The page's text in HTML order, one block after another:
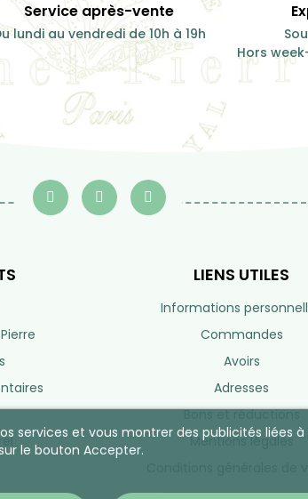
services et vous montrer des publicités liées
le bouton Accepter.
Service après-vente
lundi au vendredi de 10h à 19h
Hors
LIENS UTILES
Informations
Commandes
Avoirs
Adresses
Bons et réductions
Mentions légales